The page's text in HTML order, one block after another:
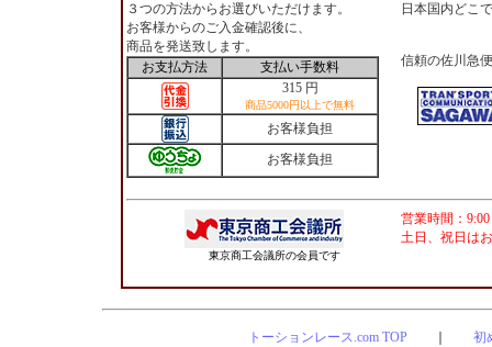
３つの方法からお選びいただけます。
お客様からのご入金確認後に、
商品を発送致します。
お支払方法
支払い手数料
315 円
商品5000円以上で無料
お客様負担
お客様負担
日本国内どこ
信頼の佐川急
東京商工会議所の会員です
営業時間：
土日、祝日は
トーションレース.com TOP
初